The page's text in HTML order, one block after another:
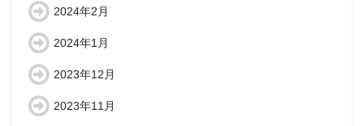
2024年2月
2024年1月
2023年12月
2023年11月